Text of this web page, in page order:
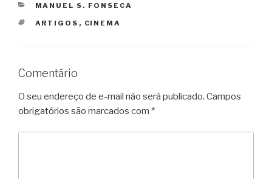
CATEGORIAS
MANUEL S. FONSECA
TAGS
ARTIGOS , CINEMA
Comentário
O seu endereço de e-mail não será publicado. Campos
obrigatórios são marcados com *